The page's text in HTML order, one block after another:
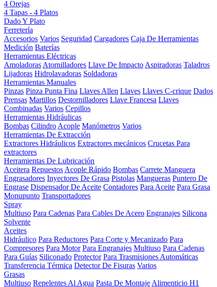
4 Orejas
4 Tapas - 4 Platos
Dado Y Plato
Ferretería
Accesorios Varios Seguridad Cargadores Caja De Herramientas
Medición Baterías
Herramientas Eléctricas
Amoladoras Atornilladores Llave De Impacto Aspiradoras Taladros
Lijadoras Hidrolavadoras Soldadoras
Herramientas Manuales
Pinzas Pinza Punta Fina Llaves Allen Llaves Llaves C-crique Dados
Prensas Martillos Destornilladores Llave Francesa Llaves
Combinadas Varios Cepillos
Herramientas Hidráulicas
Bombas Cilindro Acople Manómetros Varios
Herramientas De Extracción
Extractores Hidráulicos Extractores mecánicos Crucetas Para
extractores
Herramientas De Lubricación
Aceitera Repuestos Acople Rápido Bombas Carrete Manguera
Engrasadores Inyectores De Grasa Pistolas Mangueras Puntero De
Engrase Dispensador De Aceite Contadores Para Aceite Para Grasa
Monupunto Transportadores
Spray
Multiuso Para Cadenas Para Cables De Acero Engranajes Silicona
Solvente
Aceites
Hidráulico Para Reductores Para Corte y Mecanizado Para
Compresores Para Motor Para Engranajes Multiuso Para Cadenas
Para Guías Siliconado Protector Para Trasmisiones Automáticas
Transferencia Térmica Detector De Fisuras Varios
Grasas
Multiuso Repelentes Al Agua Pasta De Montaje Alimenticio H1